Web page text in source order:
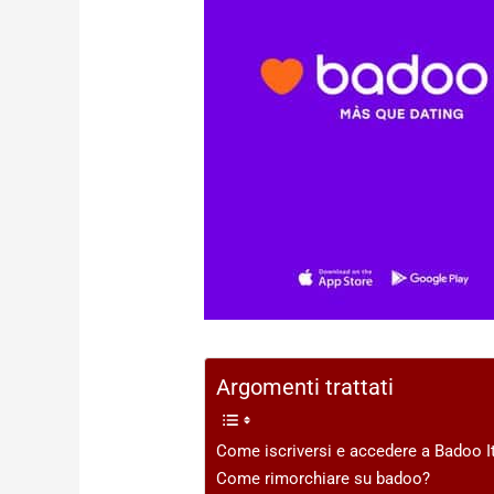
Argomenti trattati
Come iscriversi e accedere a Badoo
Come rimorchiare su badoo?